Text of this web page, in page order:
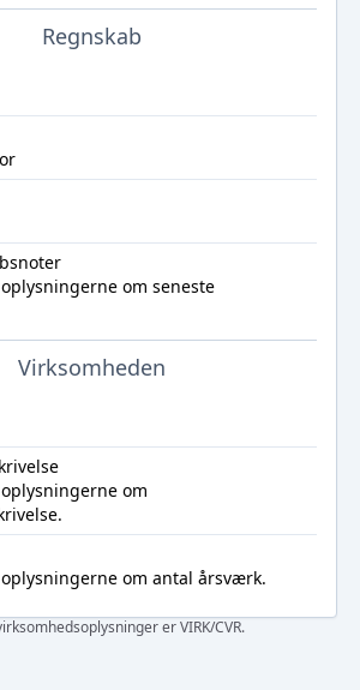
Regnskab
om seneste
Virksomheden
om
om antal årsværk.
er VIRK/CVR.